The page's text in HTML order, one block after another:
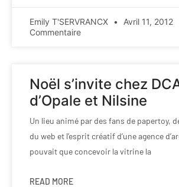
Emily T'SERVRANCX Avril 11, 2012
Commentaire
Noël s’invite chez
d’Opale et Nilsine
Un lieu animé par des fans de papertoy,
du web et l’esprit créatif d’une agence
pouvait que concevoir la vitrine la
READ MORE